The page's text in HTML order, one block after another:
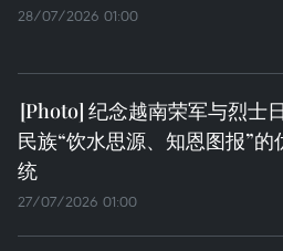
28/07/2026 01:00
纪念越南荣军与烈士
民族“饮水思源、知恩图报”的
统
27/07/2026 01:00